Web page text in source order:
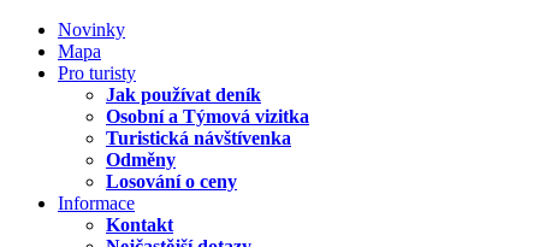
Novinky
Mapa
Pro turisty
Jak používat deník
Osobní a Týmová vizitka
Turistická návštívenka
Odměny
Losování o ceny
Informace
Kontakt